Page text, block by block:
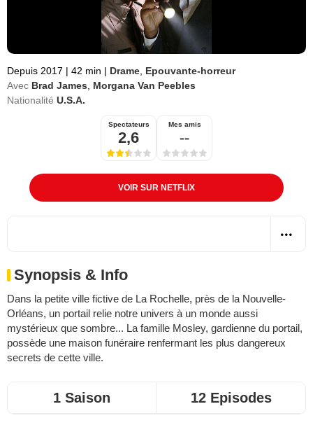
Depuis 2017 | 42 min | Drame Epouvante-horreur
Avec Brad James
Morgana Van Peebles
Nationalité U.S.A.
Spectateurs
2,6
Mes amis
--
VOIR SUR NETFLIX
Synopsis & Info
Dans la petite ville fictive de La Rochelle, près de la Nouvelle-
Orléans, un portail relie notre univers à un monde aussi
mystérieux que sombre... La famille Mosley, gardienne du portail,
possède une maison funéraire renfermant les plus dangereux
secrets de cette ville.
1 Saison 12 Episodes